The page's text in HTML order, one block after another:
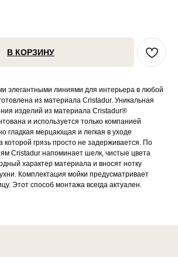
В КОРЗИНУ
элегантными линиями для интерьера в любой
из материала Cristadur. Уникальная
изделий из материала Cristadur®
и используется только компанией
гладкая мерцающая и легкая в уходе
которой грязь просто не задерживается. По
Cristadur напоминает шелк, чистые цвета
характер материала и вносят нотку
Комплектация мойки предусматривает
Этот способ монтажа всегда актуален.